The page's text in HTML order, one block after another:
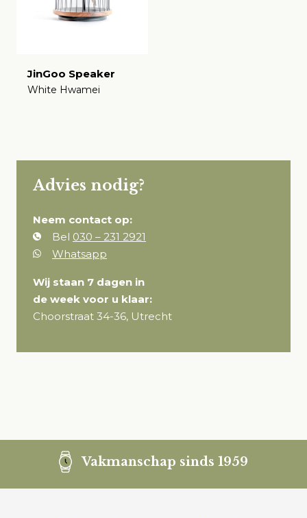
JinGoo Speaker
White Hwamei
Advies nodig?
Neem contact op:
Bel 030 – 231 2921
Whatsapp
Wij staan 7 dagen in
de week voor u klaar:
Choorstraat 34-36, Utrecht
Vakmanschap sinds 1959